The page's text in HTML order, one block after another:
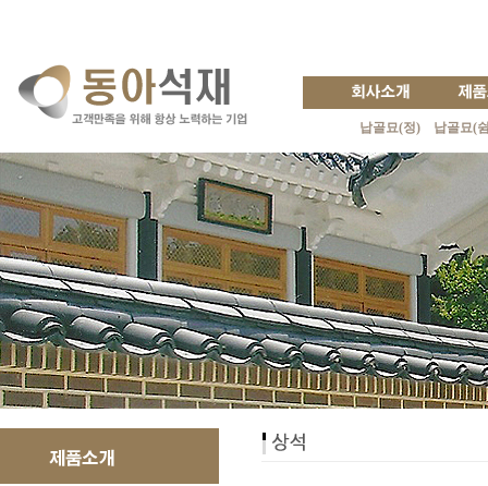
납골묘(정) 납골묘(